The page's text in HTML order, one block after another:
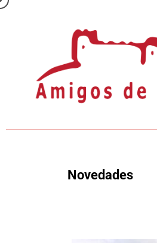
Novedades